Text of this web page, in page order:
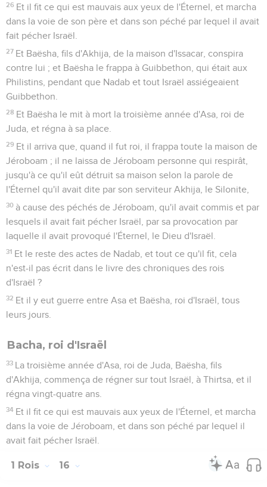
26 Et il fit ce qui est mauvais aux yeux de l'Éternel, et marcha
dans la voie de son père et dans son péché par lequel il avait
fait pécher Israël.
27 Et Baësha, fils d'Akhija, de la maison d'Issacar, conspira
contre lui ; et Baësha le frappa à Guibbethon, qui était aux
Philistins, pendant que Nadab et tout Israël assiégeaient
Guibbethon.
28 Et Baësha le mit à mort la troisième année d'Asa, roi de
Juda, et régna à sa place.
29 Et il arriva que, quand il fut roi, il frappa toute la maison de
Jéroboam ; il ne laissa de Jéroboam personne qui respirât,
jusqu'à ce qu'il eût détruit sa maison selon la parole de
l'Éternel qu'il avait dite par son serviteur Akhija, le Silonite,
30 à cause des péchés de Jéroboam, qu'il avait commis et par
lesquels il avait fait pécher Israël, par sa provocation par
laquelle il avait provoqué l'Éternel, le Dieu d'Israël.
31 Et le reste des actes de Nadab, et tout ce qu'il fit, cela
n'est-il pas écrit dans le livre des chroniques des rois
d'Israël ?
32 Et il y eut guerre entre Asa et Baësha, roi d'Israël, tous
leurs jours.
Bacha, roi d'Israël
33 La troisième année d'Asa, roi de Juda, Baësha, fils
d'Akhija, commença de régner sur tout Israël, à Thirtsa, et il
régna vingt-quatre ans.
34 Et il fit ce qui est mauvais aux yeux de l'Éternel, et marcha
dans la voie de Jéroboam, et dans son péché par lequel il
avait fait pécher Israël.
1 Rois 16